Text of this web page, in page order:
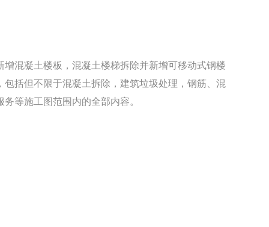
混凝土楼板，混凝土楼梯拆除并新增可移动式钢楼
括但不限于混凝土拆除，建筑垃圾处理，钢筋、混
等施工图范围内的全部内容。